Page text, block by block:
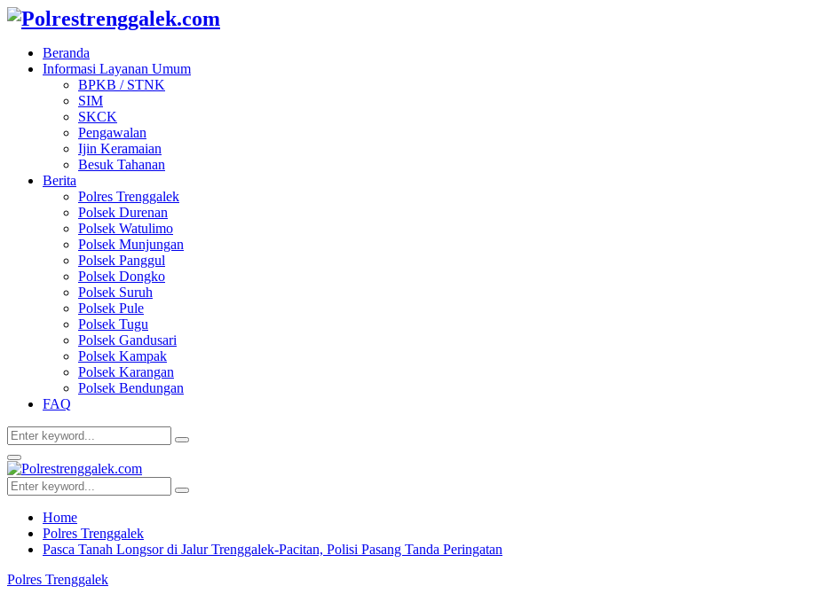
Beranda
Informasi Layanan Umum
BPKB / STNK
SIM
SKCK
Pengawalan
Ijin Keramaian
Besuk Tahanan
Berita
Polres Trenggalek
Polsek Durenan
Polsek Watulimo
Polsek Munjungan
Polsek Panggul
Polsek Dongko
Polsek Suruh
Polsek Pule
Polsek Tugu
Polsek Gandusari
Polsek Kampak
Polsek Karangan
Polsek Bendungan
FAQ
Search
for:
Search
Facebook
Twitter
Youtube
Primary
Menu
Search
for:
Search
Home
Polres Trenggalek
Pasca Tanah Longsor di Jalur Trenggalek-Pacitan, Polisi Pasang Tanda Peringatan
Polres Trenggalek